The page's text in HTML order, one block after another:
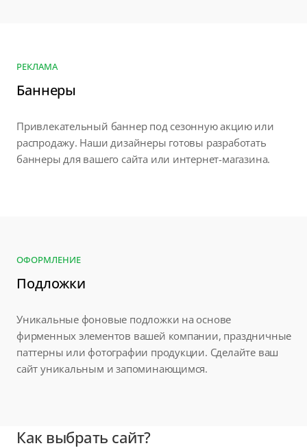
РЕКЛАМА
Баннеры
Привлекательный баннер под сезонную акцию или
распродажу. Наши дизайнеры готовы разработать
баннеры для вашего сайта или интернет-магазина.
ОФОРМЛЕНИЕ
Подложки
Уникальные фоновые подложки на основе
фирменных элементов вашей компании, праздничные
паттерны или фотографии продукции. Сделайте ваш
сайт уникальным и запоминающимся.
Как выбрать сайт?